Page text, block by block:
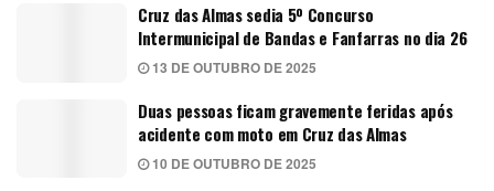
Cruz das Almas sedia 5º Concurso
Intermunicipal de Bandas e Fanfarras no dia 26
13 DE OUTUBRO DE 2025
Duas pessoas ficam gravemente feridas após
acidente com moto em Cruz das Almas
10 DE OUTUBRO DE 2025